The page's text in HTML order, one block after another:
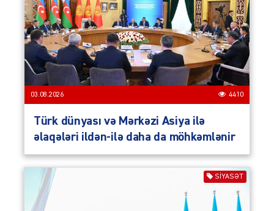
03.08.2026 4410
Türk dünyası və Mərkəzi Asiya ilə
əlaqələri ildən-ilə daha da möhkəmlənir
SIYASƏT